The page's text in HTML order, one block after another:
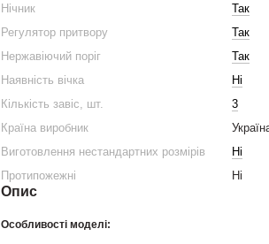
Нічник
Так
Регулятор притвору
Так
Нержавіючий поріг
Так
Наявність вічка
Ні
Кількість завіс, шт.
3
Країна виробник
Виготовлення нестандартних розмірів
Ні
Протипожежні
Ні
Опис
Особливості моделі: